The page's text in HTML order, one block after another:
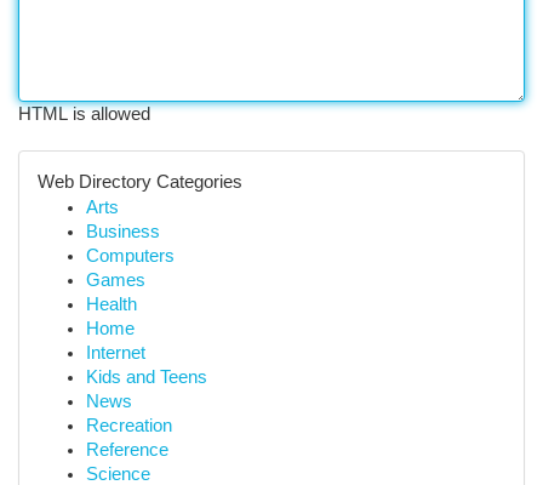
HTML is allowed
Web Directory Categories
Arts
Business
Computers
Games
Health
Home
Internet
Kids and Teens
News
Recreation
Reference
Science